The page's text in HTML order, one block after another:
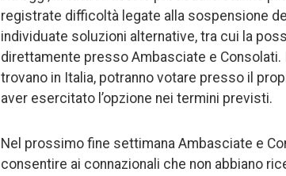
registrate difficoltà legate alla sospensione
individuate soluzioni alternative, tra cui la
direttamente presso Ambasciate e
trovano in Italia, potranno votare presso il
aver esercitato l’opzione nei termini previsti.
Nel prossimo fine settimana Ambasciate e
consentire ai connazionali che non abbiano